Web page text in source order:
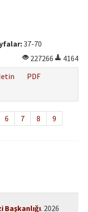
37-70
227266
4164
PDF
6 7 8
9
. 2026